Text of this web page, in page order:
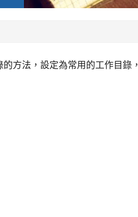
方法，設定為常用的工作目錄